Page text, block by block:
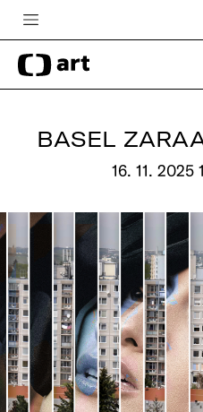
Česká televize
Zpravodajství
Pro děti
edu
Vše o ČT
BASEL
16. 11. 2025